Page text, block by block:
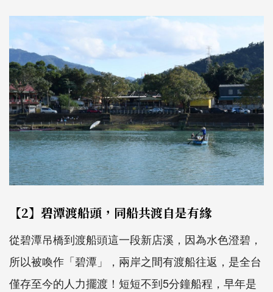
【2】碧潭渡船頭，同船共渡自是有緣
從碧潭吊橋到渡船頭這一段新店溪，因為水色澄碧，
所以被喚作「碧潭」，兩岸之間有渡船往返，是全台
僅存至今的人力擺渡！短短不到5分鐘船程，早年是